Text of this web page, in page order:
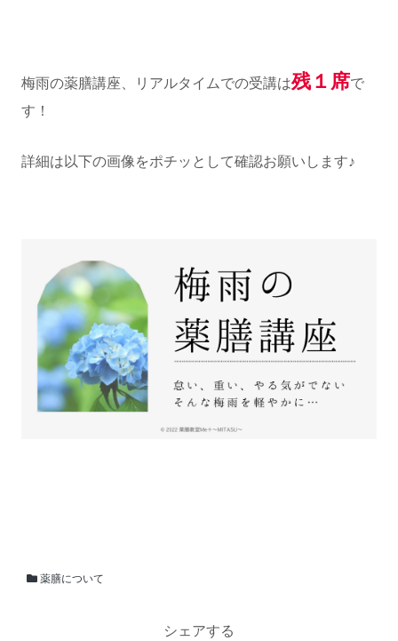
梅雨の薬膳講座、リアルタイムでの受講は残１席で
す！
詳細は以下の画像をポチッとして確認お願いします♪
薬膳について
シェアする